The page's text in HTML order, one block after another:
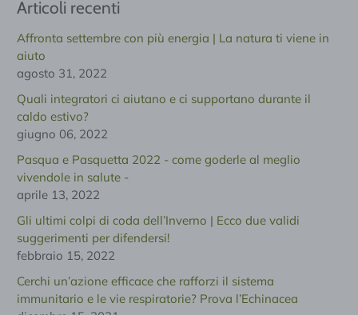
Articoli recenti
Affronta settembre con più energia | La natura ti viene in
aiuto
agosto 31, 2022
Quali integratori ci aiutano e ci supportano durante il
caldo estivo?
giugno 06, 2022
Pasqua e Pasquetta 2022 - come goderle al meglio
vivendole in salute -
aprile 13, 2022
Gli ultimi colpi di coda dell’Inverno | Ecco due validi
suggerimenti per difendersi!
febbraio 15, 2022
Cerchi un’azione efficace che rafforzi il sistema
immunitario e le vie respiratorie? Prova l’Echinacea